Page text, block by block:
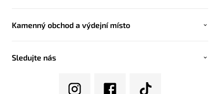
Kamenný obchod a výdejní místo
Sledujte nás